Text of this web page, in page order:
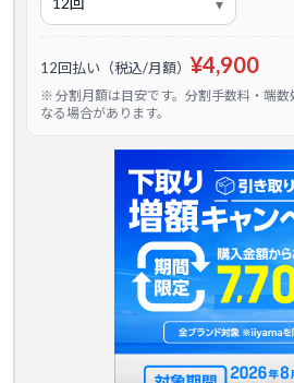
12回払い（税込/月額） ¥4,900
※ 分割月額は目安です。分割手数料・端
なる場合があります。